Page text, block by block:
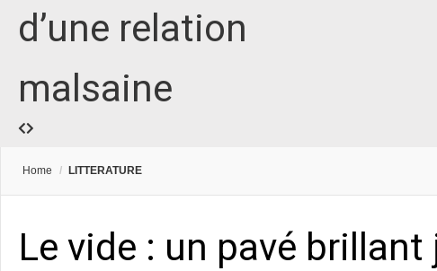
d’une relation
malsaine
Home / LITTERATURE
Le vide : un pavé brillant